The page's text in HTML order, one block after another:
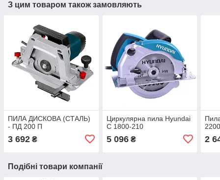
З цим товаром також замовляють
ПИЛА ДИСКОВА (СТАЛЬ)
- ПД 200 П
3 692 ₴
Циркулярна пила Hyundai
C 1800-210
5 096₴ 2
Подібні товари компанії